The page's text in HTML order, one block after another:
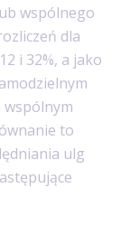
wspólnego
dla
i 32%, a jako
wspólnym
to
ulg